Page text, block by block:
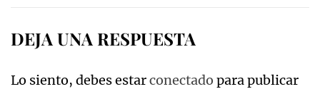
DEJA UNA RESPUESTA
Lo siento, debes estarconectado para publicar